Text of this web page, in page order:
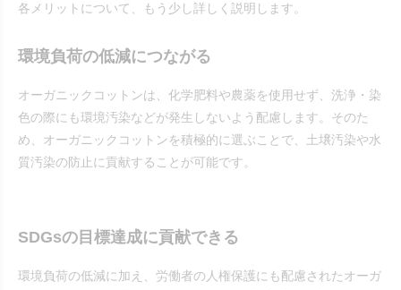
各メリットについて、もう少し詳しく説明します。
環境負荷の低減につながる
オーガニックコットンは、化学肥料や農薬を使用せず、洗浄・染
色の際にも環境汚染などが発生しないよう配慮します。そのた
め、オーガニックコットンを積極的に選ぶことで、土壌汚染や水
質汚染の防止に貢献することが可能です。
SDGsの目標達成に貢献できる
環境負荷の低減に加え、労働者の人権保護にも配慮されたオーガ